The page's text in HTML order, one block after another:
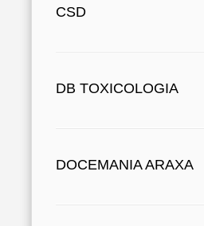
CSD
DB TOXICOLOGIA
DOCEMANIA ARAXA